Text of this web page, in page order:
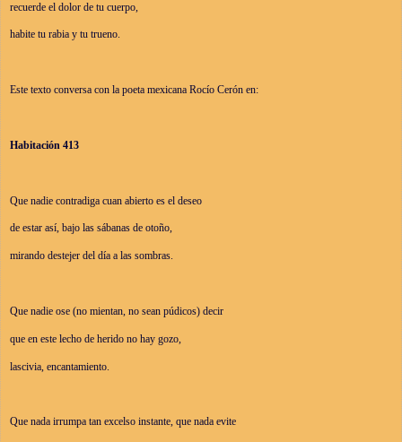
recuerde el dolor de tu cuerpo,
habite tu rabia y tu trueno.
Este texto conversa con la poeta mexicana Rocío Cerón en:
Habitación 413
Que nadie contradiga cuan abierto es el deseo
de estar así, bajo las sábanas de otoño,
mirando destejer del día a las sombras.
Que nadie ose (no mientan, no sean púdicos) decir
que en este lecho de herido no hay gozo,
lascivia, encantamiento.
Que nada irrumpa tan excelso instante, que nada evite